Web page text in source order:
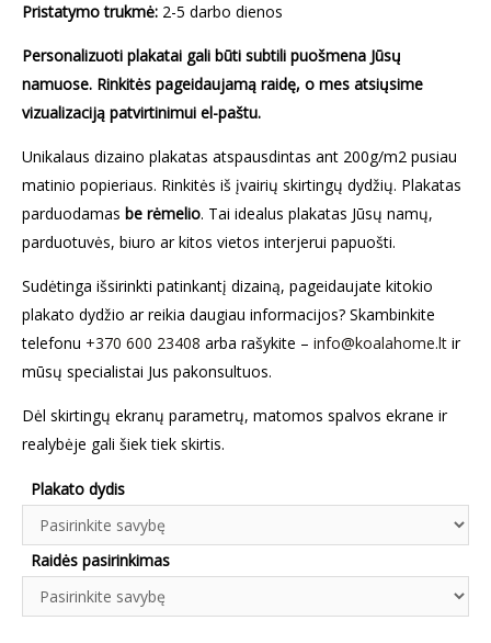
Pristatymo trukmė: 2-5 darbo dienos
Personalizuoti plakatai gali būti subtili puošmena Jūsų
namuose. Rinkitės pageidaujamą raidę, o mes atsiųsime
vizualizaciją patvirtinimui el-paštu.
Unikalaus dizaino plakatas atspausdintas ant 200g/m2 pusiau
matinio popieriaus. Rinkitės iš įvairių skirtingų dydžių. Plakatas
parduodamas be rėmelio. Tai idealus plakatas Jūsų namų,
parduotuvės, biuro ar kitos vietos interjerui papuošti.
Sudėtinga išsirinkti patinkantį dizainą, pageidaujate kitokio
plakato dydžio ar reikia daugiau informacijos? Skambinkite
telefonu +370 600 23408 arba rašykite – info@koalahome.lt ir
mūsų specialistai Jus pakonsultuos.
Dėl skirtingų ekranų parametrų, matomos spalvos ekrane ir
realybėje gali šiek tiek skirtis.
Plakato dydis
Raidės pasirinkimas